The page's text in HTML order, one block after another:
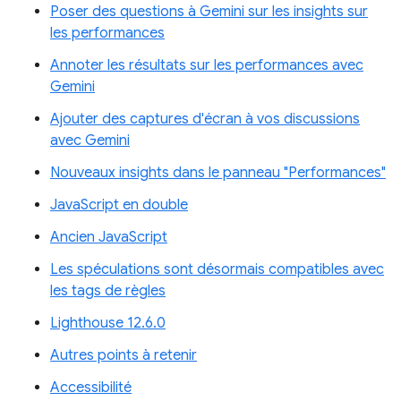
Poser des questions à Gemini sur les insights sur
les performances
Annoter les résultats sur les performances avec
Gemini
Ajouter des captures d'écran à vos discussions
avec Gemini
Nouveaux insights dans le panneau "Performances"
JavaScript en double
Ancien JavaScript
Les spéculations sont désormais compatibles avec
les tags de règles
Lighthouse 12.6.0
Autres points à retenir
Accessibilité